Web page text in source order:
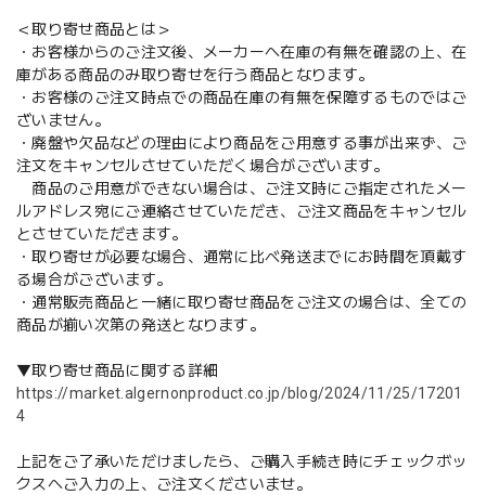
＜取り寄せ商品とは＞
・お客様からのご注文後、メーカーへ在庫の有無を確認の上、在
庫がある商品のみ取り寄せを行う商品となります。
・お客様のご注文時点での商品在庫の有無を保障するものではご
ざいません。
・廃盤や欠品などの理由により商品をご用意する事が出来ず、ご
注文をキャンセルさせていただく場合がございます。
商品のご用意ができない場合は、ご注文時にご指定されたメー
ルアドレス宛にご連絡させていただき、ご注文商品をキャンセル
とさせていただきます。
・取り寄せが必要な場合、通常に比べ発送までにお時間を頂戴す
る場合がございます。
・通常販売商品と一緒に取り寄せ商品をご注文の場合は、全ての
商品が揃い次第の発送となります。
▼取り寄せ商品に関する詳細
https://market.algernonproduct.co.jp/blog/2024/11/25/17201
4
上記をご了承いただけましたら、ご購入手続き時にチェックボッ
クスへご入力の上、ご注文くださいませ。